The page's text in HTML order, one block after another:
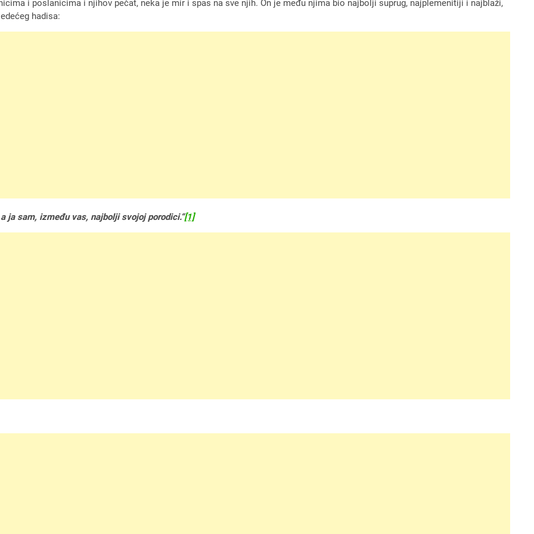
i poslanicima i njihov pečat, neka je mir i spas na sve njih. On je među njima bio najbolji suprug, najplemenitiji i najblaži,
hadisa:
ja sam, između vas, najbolji svojoj porodici.“[1]